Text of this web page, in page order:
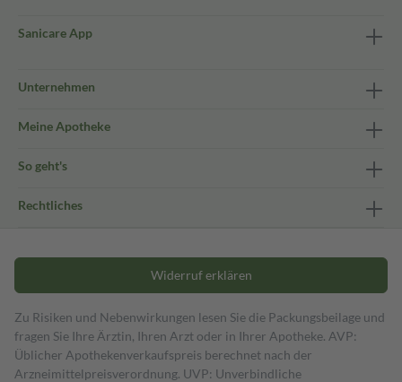
Sanicare App
Unternehmen
Meine Apotheke
So geht's
Rechtliches
Widerruf erklären
Zu Risiken und Nebenwirkungen lesen Sie die Packungsbeilage und
fragen Sie Ihre Ärztin, Ihren Arzt oder in Ihrer Apotheke. AVP:
Üblicher Apothekenverkaufspreis berechnet nach der
Arzneimittelpreisverordnung. UVP: Unverbindliche